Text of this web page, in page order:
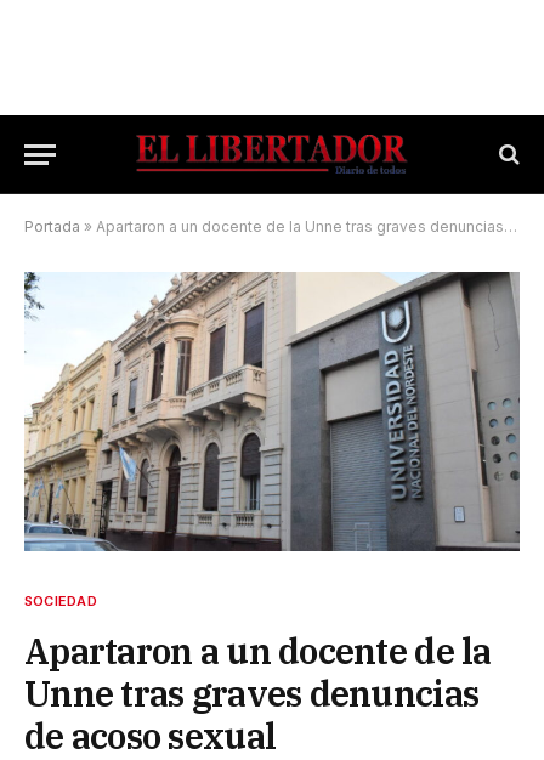
Portada » Apartaron a un docente de la Unne tras graves denuncias de acoso sexual
SOCIEDAD
Apartaron a un docente de la
Unne tras graves denuncias
de acoso sexual